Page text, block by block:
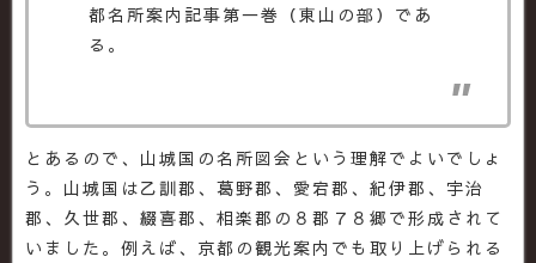
都名所案内記事第一巻（東山の部）であ
る。
とあるので、山城国の名所図会という理解でよいでしょ
う。山城国は乙訓郡、葛野郡、愛宕郡、紀伊郡、宇治
郡、久世郡、綴喜郡、相楽郡の８郡７８郷で形成されて
いました。例えば、京都の観光案内でも取り上げられる